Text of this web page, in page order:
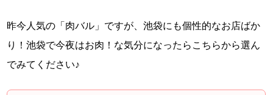
昨今人気の「肉バル」ですが、池袋にも個性的なお店ばか
り！池袋で今夜はお肉！な気分になったらこちらから選ん
でみてください♪